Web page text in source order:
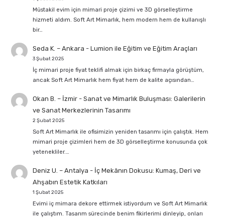
Müstakil evim için mimari proje çizimi ve 3D görselleştirme
hizmeti aldım. Soft Art Mimarlık, hem modern hem de kullanışlı
bir…
Seda K. – Ankara - Lumion ile Eğitim ve Eğitim Araçları
3 Şubat 2025
İç mimari proje fiyat teklifi almak için birkaç firmayla görüştüm,
ancak Soft Art Mimarlık hem fiyat hem de kalite açısından…
Okan B. – İzmir- Sanat ve Mimarlık Buluşması: Galerilerin
ve Sanat Merkezlerinin Tasarımı
2 Şubat 2025
Soft Art Mimarlık ile ofisimizin yeniden tasarımı için çalıştık. Hem
mimari proje çizimleri hem de 3D görselleştirme konusunda çok
yetenekliler.…
Deniz U. – Antalya - İç Mekânın Dokusu: Kumaş, Deri ve
Ahşabın Estetik Katkıları
1 Şubat 2025
Evimi iç mimara dekore ettirmek istiyordum ve Soft Art Mimarlık
ile çalıştım. Tasarım sürecinde benim fikirlerimi dinleyip, onları